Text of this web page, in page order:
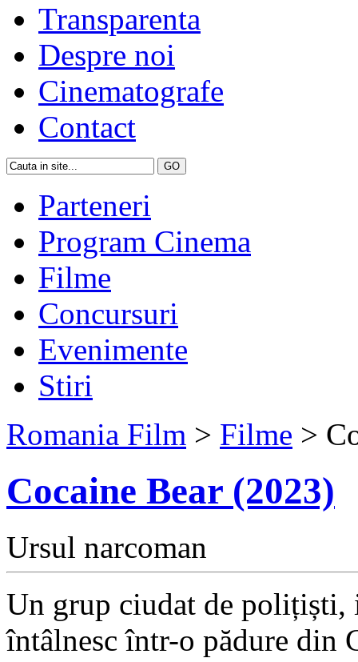
Transparenta
Despre noi
Cinematografe
Contact
Parteneri
Program Cinema
Filme
Concursuri
Evenimente
Stiri
Romania Film > Filme >
Cocaine Bear (2023)
Ursul narcoman
Un grup ciudat de polițiști,
întâlnesc într-o pădure din